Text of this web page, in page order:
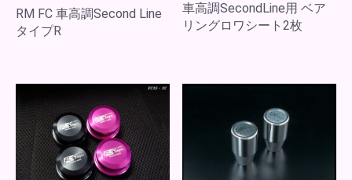
RM FC 車高調Second Line
タイプR
車高調SecondLine用 ベア
リングロワシート2枚